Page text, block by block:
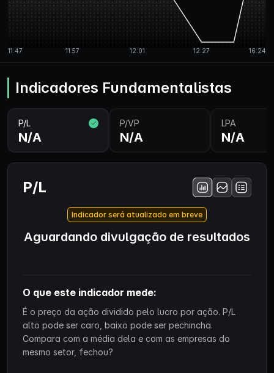
Indicadores Fundamentalistas
P/L
N/A
P/VP
N/A
LPA
N/A
P/L
Indicador será atualizado em breve
Aguardando divulgação de resultados
O que este indicador mede:
É o preço da ação dividido pelo lucro por ação. P/L
alto pode ser caro, baixo pode ser pechincha.
Compara com a média dela e com as empresas do
mesmo setor, fechou?